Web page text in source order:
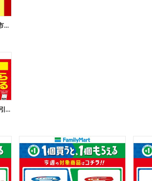
楽天ポイントカード提示で、楽天市場でのお買い物がおトクに!
【無料引換券!】焼き麺買うとお茶引換券貰える!